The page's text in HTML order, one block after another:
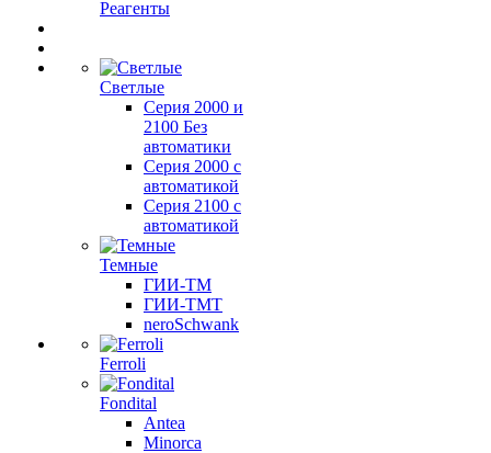
Реагенты
Светлые
Серия 2000 и
2100 Без
автоматики
Серия 2000 с
автоматикой
Серия 2100 с
автоматикой
Темные
ГИИ-ТМ
ГИИ-ТМТ
neroSchwank
Ferroli
Fondital
Antea
Minorca